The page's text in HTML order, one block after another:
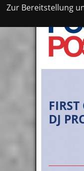
Zur Bereitstellung
FIRST
DJ